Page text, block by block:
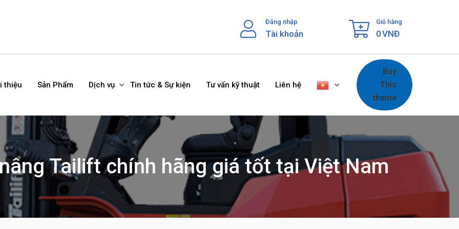
Đăng nhập
Tài khoản
Giỏ hàng
0VNĐ
thiệu Sản Phẩm Dịch vụ Tin tức & Sự kiện Tư vấn kỹ thuật Liên hệ
Buy
This
theme
Tailift chính hãng giá tốt tại Việt Nam